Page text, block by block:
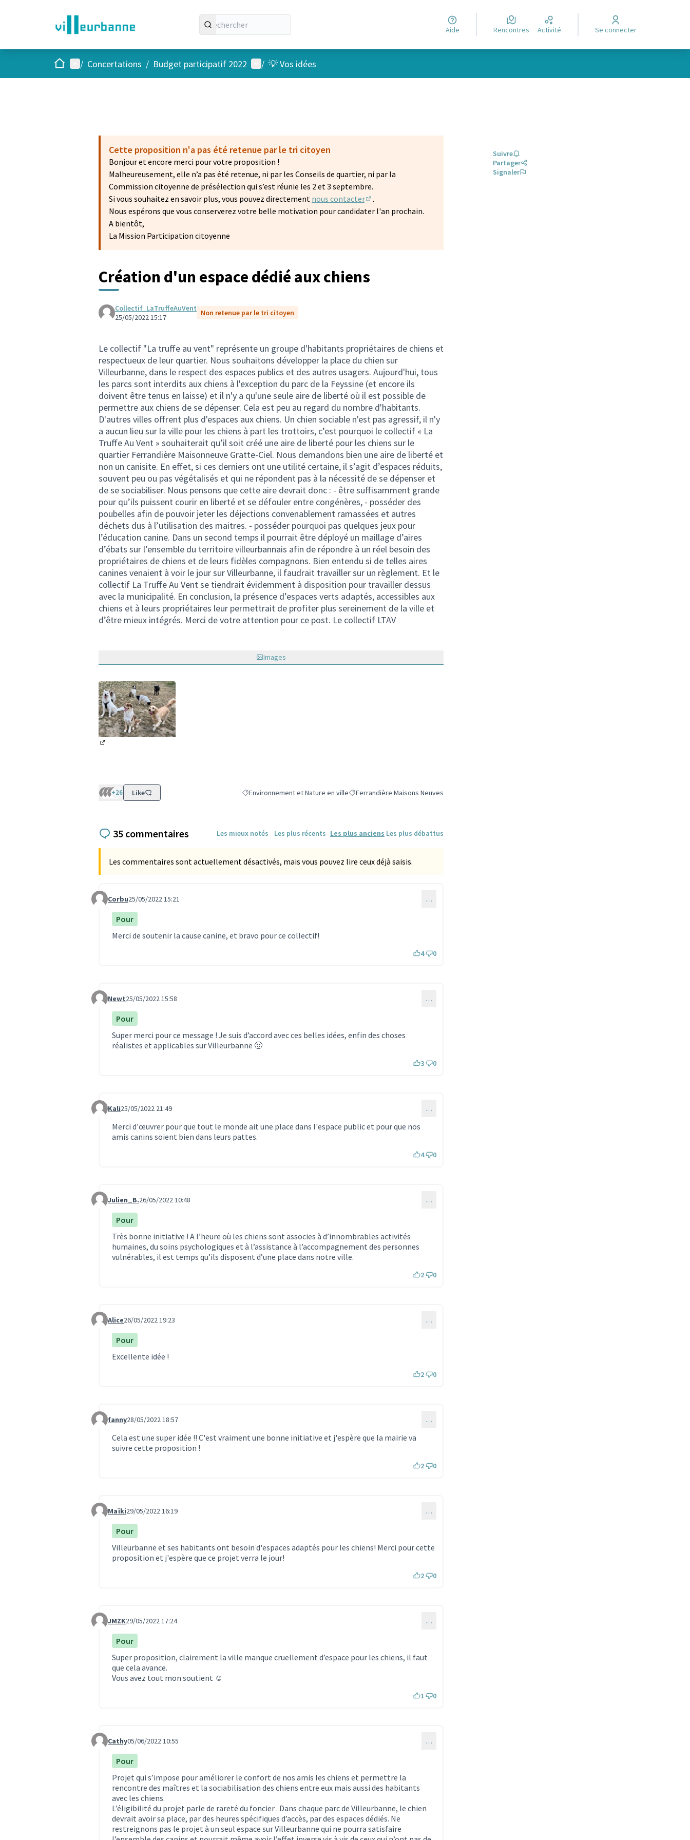
Aide Rencontres Activité Se connecter
AccueilMenu principal
/ Concertations / Budget participatif 2022 Menu utilisateur
/ 💡 Vos idées
Cette proposition n'a pas été retenue par le tri citoyen
Bonjour et encore merci pour votre proposition !
Malheureusement, elle n’a pas été retenue, ni par les Conseils de quartier, ni par la
Commission citoyenne de présélection qui s’est réunie les 2 et 3 septembre.
Si vous souhaitez en savoir plus, vous pouvez directement nous contacter
(S'ouvre dans un nouvel onglet)
.
Nous espérons que vous conserverez votre belle motivation pour candidater l'an prochain.
A bientôt,
La Mission Participation citoyenne
Création d'un espace dédié aux chiens
Collectif_LaTruffeAuVent
25/05/2022 15:17
Non retenue par le tri citoyen
Le collectif "La truffe au vent" représente un groupe d'habitants propriétaires de chiens et
respectueux de leur quartier. Nous souhaitons développer la place du chien sur
Villeurbanne, dans le respect des espaces publics et des autres usagers. Aujourd'hui, tous
les parcs sont interdits aux chiens à l'exception du parc de la Feyssine (et encore ils
doivent être tenus en laisse) et il n'y a qu'une seule aire de liberté où il est possible de
permettre aux chiens de se dépenser. Cela est peu au regard du nombre d'habitants.
D'autres villes offrent plus d'espaces aux chiens. Un chien sociable n'est pas agressif, il n'y
a aucun lieu sur la ville pour les chiens à part les trottoirs, c’est pourquoi le collectif « La
Truffe Au Vent » souhaiterait qu’il soit créé une aire de liberté pour les chiens sur le
quartier Ferrandière Maisonneuve Gratte-Ciel. Nous demandons bien une aire de liberté et
non un canisite. En effet, si ces derniers ont une utilité certaine, il s’agit d’espaces réduits,
souvent peu ou pas végétalisés et qui ne répondent pas à la nécessité de se dépenser et
de se sociabiliser. Nous pensons que cette aire devrait donc : - être suffisamment grande
pour qu’ils puissent courir en liberté et se défouler entre congénères, - posséder des
poubelles afin de pouvoir jeter les déjections convenablement ramassées et autres
déchets dus à l’utilisation des maitres. - posséder pourquoi pas quelques jeux pour
l’éducation canine. Dans un second temps il pourrait être déployé un maillage d’aires
d’ébats sur l’ensemble du territoire villeurbannais afin de répondre à un réel besoin des
propriétaires de chiens et de leurs fidèles compagnons. Bien entendu si de telles aires
canines venaient à voir le jour sur Villeurbanne, il faudrait travailler sur un règlement. Et le
collectif La Truffe Au Vent se tiendrait évidemment à disposition pour travailler dessus
avec la municipalité. En conclusion, la présence d’espaces verts adaptés, accessibles aux
chiens et à leurs propriétaires leur permettrait de profiter plus sereinement de la ville et
d’être mieux intégrés. Merci de votre attention pour ce post. Le collectif LTAV
Images
+26 Like Filtrer les résultats de la catégorie : Environnement et Nature en ville
Environnement et Nature en villeFiltrer les résultats pour le secteur : Ferrandière Maisons Neuves
Ferrandière Maisons Neuves
Suivre
Partager
Signaler
35 commentaires Les mieux notés Les plus récents Les plus anciens Les plus débattus
Les commentaires sont actuellement désactivés, mais vous pouvez lire ceux déjà saisis.
Commentaire 1565
Corbu25/05/2022 15:21 …
Pour
Merci de soutenir la cause canine, et bravo pour ce collectif!
4 0
Commentaire 1566
Newt25/05/2022 15:58 …
Pour
Super merci pour ce message ! Je suis d’accord avec ces belles idées, enfin des choses
réalistes et applicables sur Villeurbanne 🙂
3 0
Commentaire 1570
Kali25/05/2022 21:49 …
Merci d'œuvrer pour que tout le monde ait une place dans l'espace public et pour que nos
amis canins soient bien dans leurs pattes.
4 0
Commentaire 1572
Julien_B.26/05/2022 10:48 …
Pour
Très bonne initiative ! A l’heure où les chiens sont associes à d’innombrables activités
humaines, du soins psychologiques et à l’assistance à l’accompagnement des personnes
vulnérables, il est temps qu’ils disposent d’une place dans notre ville.
2 0
Commentaire 1575
Alice26/05/2022 19:23 …
Pour
Excellente idée !
2 0
Commentaire 1587
fanny28/05/2022 18:57 …
Cela est une super idée !! C'est vraiment une bonne initiative et j'espère que la mairie va
suivre cette proposition !
2 0
Commentaire 1588
Maïki29/05/2022 16:19 …
Pour
Villeurbanne et ses habitants ont besoin d'espaces adaptés pour les chiens! Merci pour cette
proposition et j'espère que ce projet verra le jour!
2 0
Commentaire 1591
JMZK29/05/2022 17:24 …
Pour
Super proposition, clairement la ville manque cruellement d’espace pour les chiens, il faut
que cela avance.
Vous avez tout mon soutient ☺️
1 0
Commentaire 1634
Cathy05/06/2022 10:55 …
Pour
Projet qui s’impose pour améliorer le confort de nos amis les chiens et permettre la
rencontre des maîtres et la sociabilisation des chiens entre eux mais aussi des habitants
avec les chiens.
L’éligibilité du projet parle de rareté du foncier . Dans chaque parc de Villeurbanne, le chien
devrait avoir sa place, par des heures spécifiques d’accès, par des espaces dédiés. Ne
restreignons pas le projet à un seul espace sur Villeurbanne qui ne pourra satisfaire